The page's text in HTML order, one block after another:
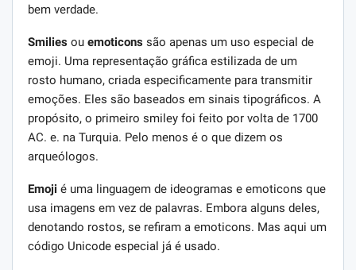
bem verdade.
Smilies ou emoticons são apenas um uso especial de
emoji. Uma representação gráfica estilizada de um
rosto humano, criada especificamente para transmitir
emoções. Eles são baseados em sinais tipográficos. A
propósito, o primeiro smiley foi feito por volta de 1700
AC. e. na Turquia. Pelo menos é o que dizem os
arqueólogos.
Emoji é uma linguagem de ideogramas e emoticons que
usa imagens em vez de palavras. Embora alguns deles,
denotando rostos, se refiram a emoticons. Mas aqui um
código Unicode especial já é usado.